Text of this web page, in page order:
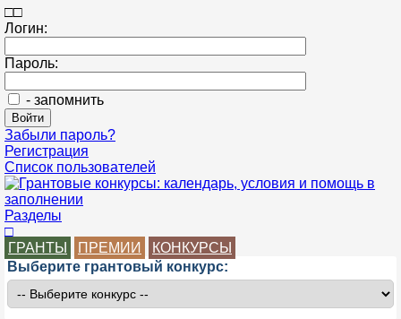
□□
Логин:
Пароль:
- запомнить
Забыли пароль?
Регистрация
Список пользователей
Разделы
□
ГРАНТЫ
ПРЕМИИ
КОНКУРСЫ
Выберите грантовый конкурс: